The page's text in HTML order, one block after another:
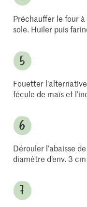
Préchauffer le four
sole. Huiler puis
Fouetter
fécule de maïs et
Dérouler l’abaisse
diamètre d’env. 3